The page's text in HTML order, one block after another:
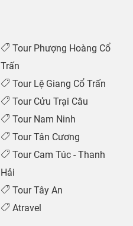
Tour Phượng Hoàng Cổ
Trấn
Tour Lệ Giang Cổ Trấn
Tour Cửu Trại Câu
Tour Nam Ninh
Tour Tân Cương
Tour Cam Túc - Thanh
Hải
Tour Tây An
Atravel